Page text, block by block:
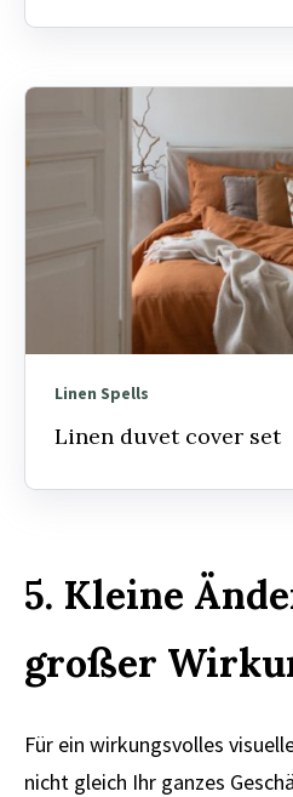
Linen Spells
Linen duvet cover set
5. Kleine
großer
Für ein wirkungsvolles
nicht gleich Ihr ganzes